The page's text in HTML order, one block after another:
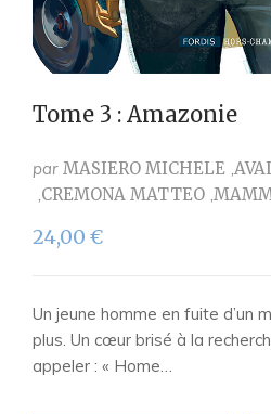
Tome 3 : Amazonie
par MASIERO MICHELE
CREMONA MATTEO
24,00 €
Un jeune homme en fuite d’un
plus. Un cœur brisé à la
appeler : « Home…